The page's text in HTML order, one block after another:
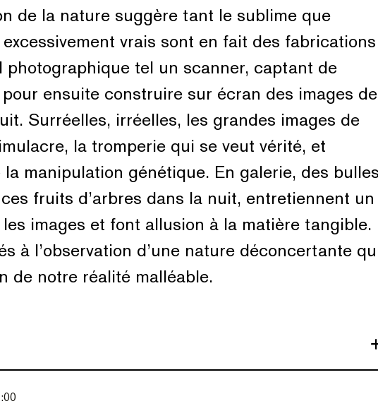
de la nature suggère tant le sublime que
vrais sont en fait des
photographique tel un scanner, captant de
ensuite construire sur écran des images de
Surréelles, irréelles, les grandes images de
la tromperie qui se veut vérité, et
manipulation génétique. En galerie, des bulles
fruits d’arbres dans la nuit, entretiennent un
images et font allusion à la matière tangible.
à l’observation d’une nature déconcertante
de notre réalité malléable.